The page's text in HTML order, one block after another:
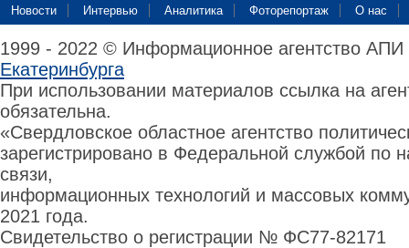
Новости Интервью Аналитика Фоторепортаж О нас
1999 - 2022 © Информационное агентство
Екатеринбурга
При использовании материалов ссылка на
обязательна.
«Свердловское областное агентство
зарегистрировано в Федеральной службой по
связи,
информационных технологий и массовых
2021 года.
Свидетельство о регистрации № ФС77-82171